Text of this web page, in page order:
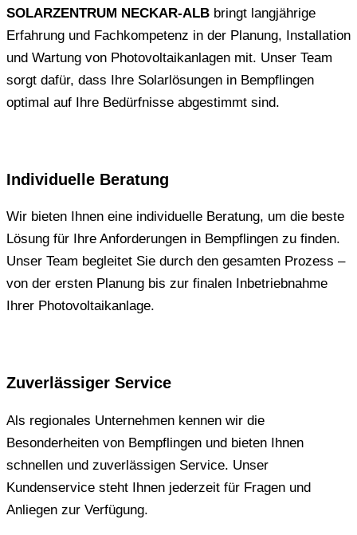
SOLARZENTRUM NECKAR-ALB bringt langjährige
Erfahrung und Fachkompetenz in der Planung, Installation
und Wartung von Photovoltaikanlagen mit. Unser Team
sorgt dafür, dass Ihre Solarlösungen in Bempflingen
optimal auf Ihre Bedürfnisse abgestimmt sind.
Individuelle Beratung
Wir bieten Ihnen eine individuelle Beratung, um die beste
Lösung für Ihre Anforderungen in Bempflingen zu finden.
Unser Team begleitet Sie durch den gesamten Prozess –
von der ersten Planung bis zur finalen Inbetriebnahme
Ihrer Photovoltaikanlage.
Zuverlässiger Service
Als regionales Unternehmen kennen wir die
Besonderheiten von Bempflingen und bieten Ihnen
schnellen und zuverlässigen Service. Unser
Kundenservice steht Ihnen jederzeit für Fragen und
Anliegen zur Verfügung.